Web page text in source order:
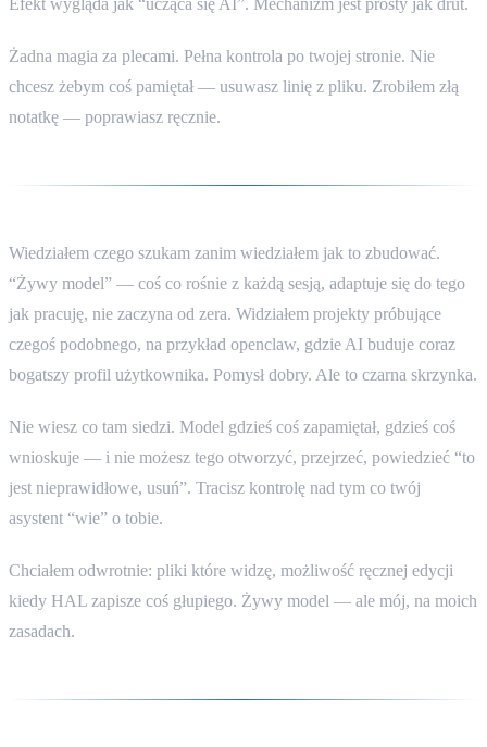
Efekt wygląda jak “ucząca się AI”. Mechanizm jest prosty jak drut.
Żadna magia za plecami. Pełna kontrola po twojej stronie. Nie
chcesz żebym coś pamiętał — usuwasz linię z pliku. Zrobiłem złą
notatkę — poprawiasz ręcznie.
Wiedziałem czego szukam zanim wiedziałem jak to zbudować.
“Żywy model” — coś co rośnie z każdą sesją, adaptuje się do tego
jak pracuję, nie zaczyna od zera. Widziałem projekty próbujące
czegoś podobnego, na przykład openclaw, gdzie AI buduje coraz
bogatszy profil użytkownika. Pomysł dobry. Ale to czarna skrzynka.
Nie wiesz co tam siedzi. Model gdzieś coś zapamiętał, gdzieś coś
wnioskuje — i nie możesz tego otworzyć, przejrzeć, powiedzieć “to
jest nieprawidłowe, usuń”. Tracisz kontrolę nad tym co twój
asystent “wie” o tobie.
Chciałem odwrotnie: pliki które widzę, możliwość ręcznej edycji
kiedy HAL zapisze coś głupiego. Żywy model — ale mój, na moich
zasadach.